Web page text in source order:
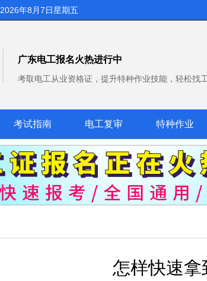
2026年8月7日星期五
广东电工报名火热进行中
考取电工从业资格证，提升特种作业技能，轻松找
考试指南 电工复审 特种作业
怎样快速拿